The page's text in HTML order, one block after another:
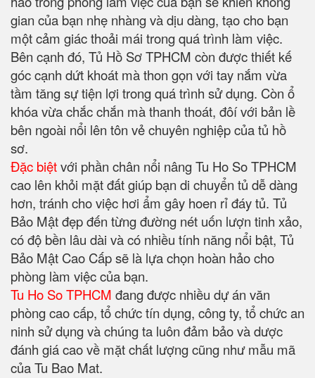
gian của bạn nhẹ nhàng và dịu dàng, tạo cho bạn
một cảm giác thoải mái trong quá trình làm việc.
Bên cạnh đó, Tủ Hồ Sơ TPHCM còn được thiết kế
góc cạnh dứt khoát mà thon gọn với tay nắm vừa
tầm tăng sự tiện lợi trong quá trình sử dụng. Còn ổ
khóa vừa chắc chắn mà thanh thoát, đôí với bản lề
bên ngoài nổi lên tôn vẻ chuyên nghiệp của tủ hồ
sơ.
Đặc biệtvới phần chân nổi nâng Tu Ho So TPHCM
cao lên khỏi mặt đất giúp bạn di chuyển tủ dễ dàng
hơn, tránh cho việc hơi ẩm gây hoen rỉ đáy tủ. Tủ
Bảo Mật đẹp đến từng đường nét uốn lượn tinh xảo,
có độ bền lâu dài và có nhiều tính năng nổi bật, Tủ
Bảo Mật Cao Cấp sẽ là lựa chọn hoàn hảo cho
phòng làm việc của bạn.
Tu Ho So TPHCM đang được nhiều dự án văn
phòng cao cấp, tổ chức tín dụng, công ty, tổ chức an
ninh sử dụng và chúng ta luôn đảm bảo và dược
đánh giá cao về mặt chất lượng cũng như mẫu mã
của Tu Bao Mat.